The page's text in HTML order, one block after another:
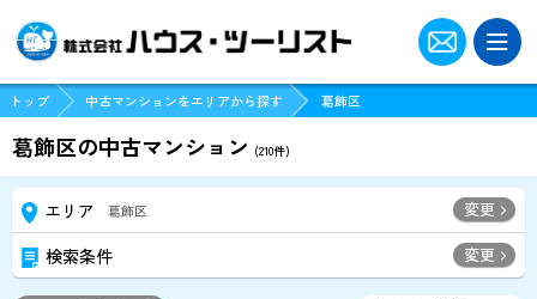
トップ 中古マンションをエリアから探す 葛飾区
葛飾区の中古マンション (210件)
エリア 葛飾区 変更
検索条件 変更